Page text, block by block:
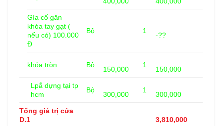
Gía cố găn
khóa tay gạt (
nếu có) 100.000
Đ
Bộ 1
-??
khóa tròn Bộ
150,000
1
150,000
Lpắ dựng tại tp
hcm
Bộ
300,000
1
300,000
Tổng giá trị cửa
D.1
3,810,000